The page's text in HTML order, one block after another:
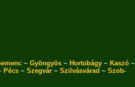
~ Gyöngyös ~ Hortobágy ~ Kaszó ~
Pécs~ Szegvár~ Szilvásvárad ~ Szob-